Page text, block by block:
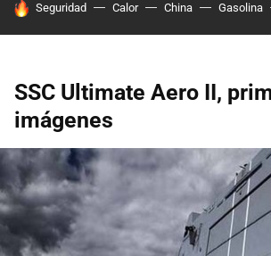
HOY SE HABLA DE
Seguridad Calor China Gasolina
SSC Ultimate Aero II,
imágenes